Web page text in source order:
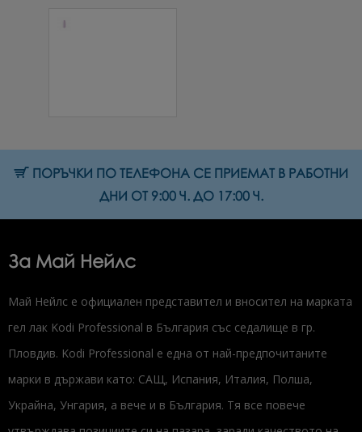
ПОРЪЧКИ ПО ТЕЛЕФОНА СЕ ПРИЕМАТ В РАБОТНИ
ДНИ ОТ 9:00 Ч. ДО 17:00 Ч.
За Май Нейлс
Май Нейлс е официален представител и вносител на марката
гел лак Kodi Professional в България със седалище в гр.
Пловдив. Kodi Professional е една от най-предпочитаните
марки в държави като: САЩ, Испания, Италия, Полша,
Украйна, Унгария, а вече и в България. Тя все повече